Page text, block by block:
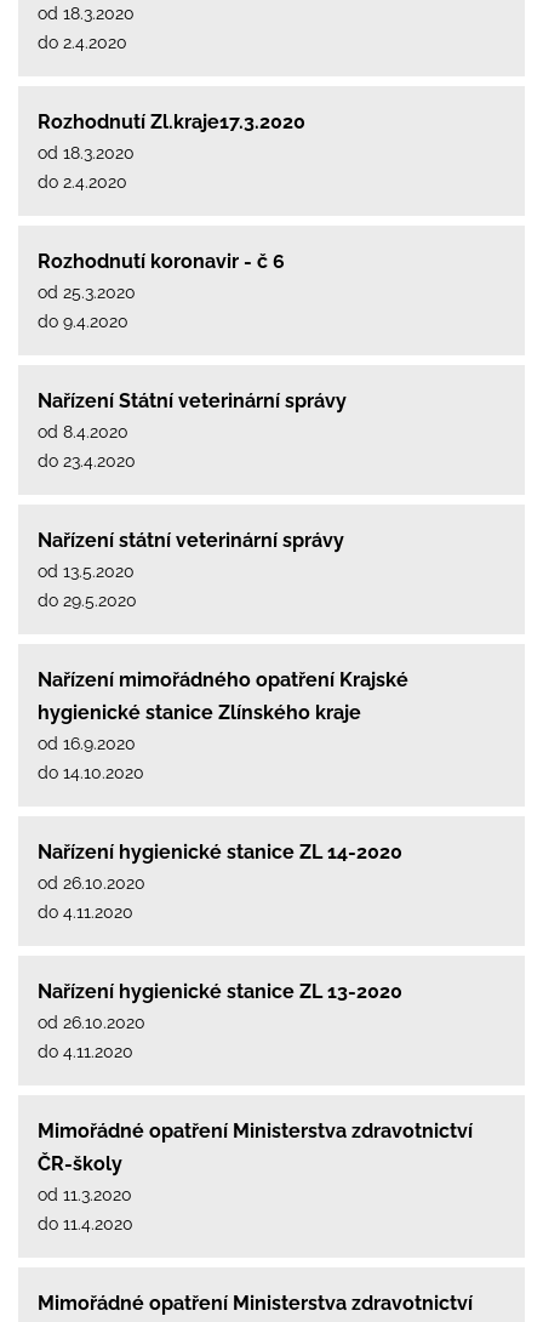
od 18.3.2020
do 2.4.2020
Rozhodnutí Zl.kraje17.3.2020
od 18.3.2020
do 2.4.2020
Rozhodnutí koronavir - č 6
od 25.3.2020
do 9.4.2020
Nařízení Státní veterinární správy
od 8.4.2020
do 23.4.2020
Nařízení státní veterinární správy
od 13.5.2020
do 29.5.2020
Nařízení mimořádného opatření Krajské
hygienické stanice Zlínského kraje
od 16.9.2020
do 14.10.2020
Nařízení hygienické stanice ZL 14-2020
od 26.10.2020
do 4.11.2020
Nařízení hygienické stanice ZL 13-2020
od 26.10.2020
do 4.11.2020
Mimořádné opatření Ministerstva zdravotnictví
ČR-školy
od 11.3.2020
do 11.4.2020
Mimořádné opatření Ministerstva zdravotnictví